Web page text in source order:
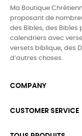
Ma Boutique
proposant de
des Bibles, des Bibles
calendriers avec
versets biblique, des
d’autres choses.
COMPANY
CUSTOMER SERVICE